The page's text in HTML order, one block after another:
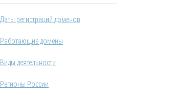
Даты регистраций доменов
Работающие домены
Виды деятельности
Регионы России